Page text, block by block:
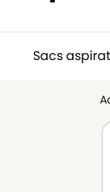
Sacs